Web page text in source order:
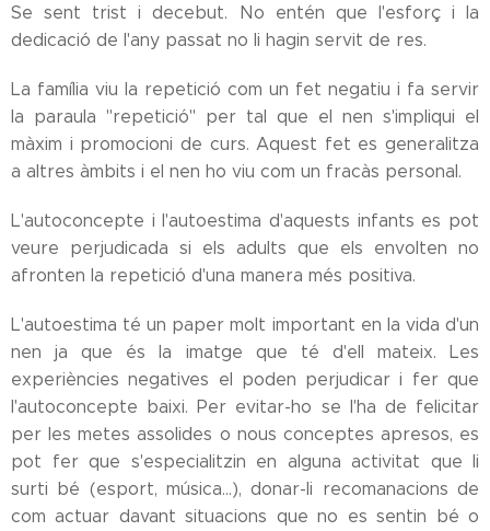
Se sent trist i decebut. No entén que l'esforç i la
dedicació de l'any passat no li hagin servit de res.
La família viu la repetició com un fet negatiu i fa servir
la paraula "repetició" per tal que el nen s'impliqui el
màxim i promocioni de curs. Aquest fet es generalitza
a altres àmbits i el nen ho viu com un fracàs personal.
L'autoconcepte i l'autoestima d'aquests infants es pot
veure perjudicada si els adults que els envolten no
afronten la repetició d'una manera més positiva.
L'autoestima té un paper molt important en la vida d'un
nen ja que és la imatge que té d'ell mateix. Les
experiències negatives el poden perjudicar i fer que
l'autoconcepte baixi. Per evitar-ho se l'ha de felicitar
per les metes assolides o nous conceptes apresos, es
pot fer que s'especialitzin en alguna activitat que li
surti bé (esport, música...), donar-li recomanacions de
com actuar davant situacions que no es sentin bé o